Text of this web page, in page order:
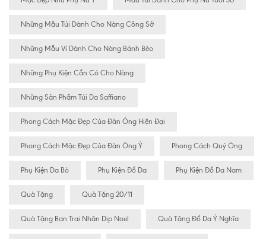
Những Mẫu Túi Dành Cho Nàng Công Sở
Những Mẫu Ví Dành Cho Nàng Bánh Bèo
Những Phụ Kiện Cần Có Cho Nàng
Những Sản Phẩm Túi Da Saffiano
Phong Cách Mặc Đẹp Của Đàn Ông Hiện Đại
Phong Cách Mặc Đẹp Của Đàn Ông Ý Phong Cách Quý Ông
Phụ Kiện Da Bò Phụ Kiện Đồ Da Phụ Kiện Đồ Da Nam
Quà Tặng Quà Tặng 20/11
Quà Tặng Bạn Trai Nhân Dịp Noel Quà Tặng Đồ Da Ý Nghĩa